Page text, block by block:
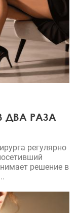
ДВА РАЗА
регулярно
решение в